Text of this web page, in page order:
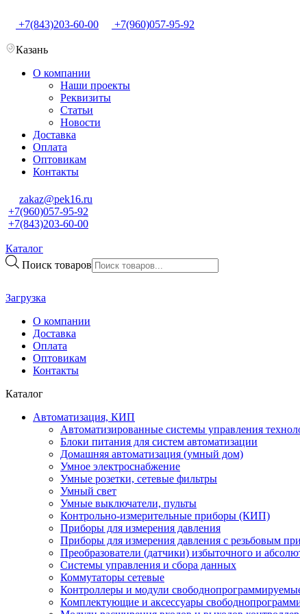
+7(843)203-60-00 +7(960)057-95-92
Казань
О компании
Наши проекты
Реквизиты
Статьи
Новости
Доставка
Оплата
Оптовикам
Контакты
zakaz@pek16.ru
+7(960)057-95-92
+7(843)203-60-00
Каталог
Поиск товаров
Загрузка
О компании
Доставка
Оплата
Оптовикам
Контакты
Каталог
Автоматизация, КИП
Автоматизированные системы управления
Блоки питания для систем автоматизации
Домашняя автоматизация (умный дом)
Умное электроснабжение
Умные розетки, сетевые фильтры
Умный свет
Умные выключатели, пульты
Контрольно-измерительные приборы (КИП)
Приборы для измерения давления
Приборы для измерения давления с резьбовым
Преобразователи (датчики) избыточного и
Системы управления и сбора данных
Коммутаторы сетевые
Контроллеры и модули
Комплектующие и аксессуары